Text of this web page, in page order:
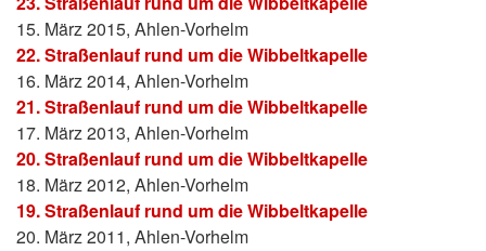
15. März 2015, Ahlen-Vorhelm
22. Straßenlauf rund um die Wibbeltkapelle
16. März 2014, Ahlen-Vorhelm
21. Straßenlauf rund um die Wibbeltkapelle
17. März 2013, Ahlen-Vorhelm
20. Straßenlauf rund um die Wibbeltkapelle
18. März 2012, Ahlen-Vorhelm
19. Straßenlauf rund um die Wibbeltkapelle
20. März 2011, Ahlen-Vorhelm